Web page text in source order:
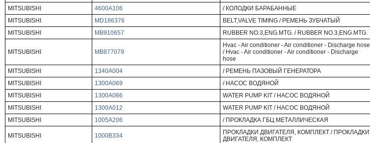
MITSUBISHI
4600A106
/ КОЛОДКИ БАРАБАННЫЕ
MITSUBISHI
MD186376
BELT,VALVE TIMING / РЕМЕНЬ ЗУБЧАТЫЙ
MITSUBISHI
MB910657 RUBBER NO.3,ENG.MTG. / RUBBER NO.3,ENG.MTG.
MITSUBISHI MB877079
Hvac - Air conditioner - Air conditioner - Discharge hose
/ Hvac - Air conditioner - Air conditioner - Discharge
hose
MITSUBISHI
1340A004
/ РЕМЕНЬ ПАЗОВЫЙ ГЕНЕРАТОРА
MITSUBISHI
1300A069
/ НАСОС ВОДЯНОЙ
MITSUBISHI
1300A066
WATER PUMP KIT / НАСОС ВОДЯНОЙ
MITSUBISHI
1300A012
WATER PUMP KIT / НАСОС ВОДЯНОЙ
MITSUBISHI
1005A206 / ПРОКЛАДКА ГБЦ МЕТАЛЛИЧЕСКАЯ
MITSUBISHI 1000B334
ПРОКЛАДКИ ДВИГАТЕЛЯ, КОМПЛЕКТ / ПРОКЛАДКИ
ДВИГАТЕЛЯ, КОМПЛЕКТ